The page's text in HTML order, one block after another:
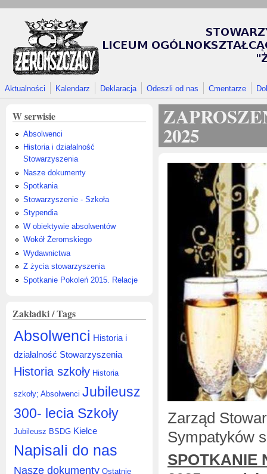
Aktualności Kalendarz Deklaracja Odeszli od nas Cmentarze
W serwisie
Absolwenci
Historia i działalność
Stowarzyszenia
Nasze dokumenty
Spotkania
Stowarzyszenie - Szkoła
Stypendia
W obiektywie absolwentów
Wokół Żeromskiego
Wydawnictwa
Z życia stowarzyszenia
Spotkanie Pokoleń 2015. Relacje
Zakładki / Tags
Absolwenci Historia i
działalność Stowarzyszenia
Historia szkoły Historia
szkoły; Absolwenci Jubileusz
300- lecia Szkoły
Jubileusz BSDG Kielce
Napisali do nas
Nasze dokumenty Ostatnie
2025
Zarząd
Sympatyków
SPOTKANIE